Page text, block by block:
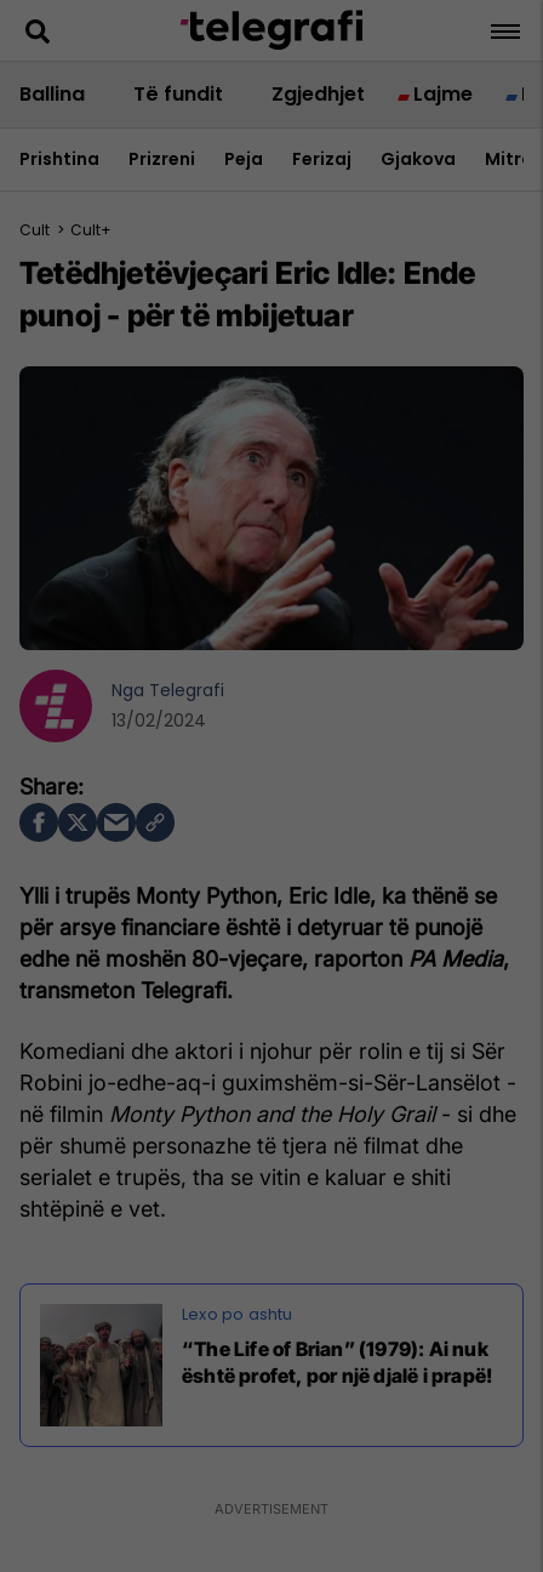
Ballina Të fundit Zgjedhjet Lajme
Prishtina Prizreni Peja Ferizaj Gjakova
Cult > Cult+
Tetëdhjetëvjeçari Eric Idle: Ende
punoj - për të mbijetuar
Ylli i trupës Monty Python, Eric Idle, ka thënë se
për arsye financiare është i detyruar të punojë
edhe në moshën 80-vjeçare, raporton PA Media,
transmeton Telegrafi.
Komediani dhe aktori i njohur për rolin e tij si Sër
Robini jo-edhe-aq-i guximshëm-si-Sër-Lansëlot -
në filmin Monty Python and the Holy Grail- si dhe
për shumë personazhe të tjera në filmat dhe
serialet e trupës, tha se vitin e kaluar e shiti
shtëpinë e vet.
“The Life of Brian” (1979): Ai nuk
është profet, por një djalë i prapë!
Nga Telegrafi
13/02/2024